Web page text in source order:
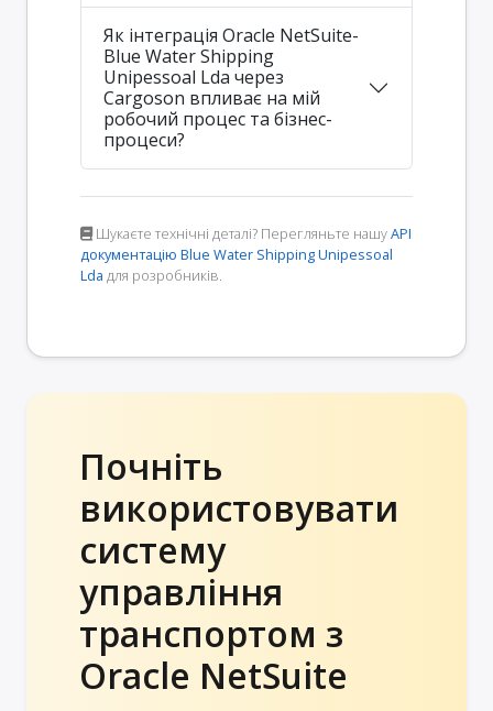
Як інтеграція Oracle NetSuite-
Blue Water Shipping
Unipessoal Lda через
Cargoson впливає на мій
робочий процес та бізнес-
процеси?
Шукаєте технічні деталі? Перегляньте нашуAPI
документацію Blue Water Shipping Unipessoal
Lda для розробників.
Почніть
використовувати
систему
управління
транспортом з
Oracle NetSuite